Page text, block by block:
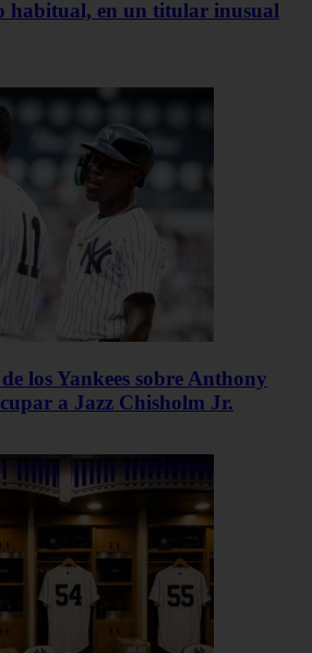
habitual, en un titular inusual
los Yankees sobre Anthony
a Jazz Chisholm Jr.